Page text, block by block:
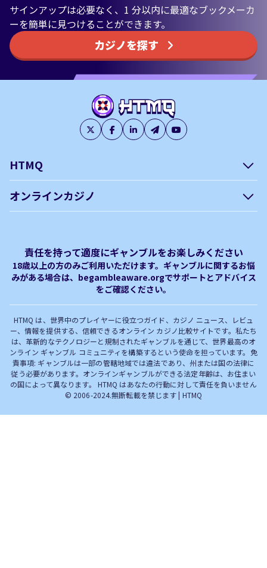
サインアップは必要なく、1 分以内に最適なブックメーカ
ーを簡単に見つけることができます。
カジノを探す
HTMQ
オンラインカジノ
オンラインカジノ フリースピ
ン おすすめ
Plinko｜プリンコとは？
オンラインカジノ最新サイト
オンラインカジノボーナス
責任を持って適度にギャンブルをお楽しみください
18歳以上の方のみご利用いただけます。ギャンブルに関するお悩
みがある場合は、begambleaware.orgでサポートとアドバイス
をご確認ください。
HTMQ は、世界中のプレイヤーに役立つガイド、カジノ ニュース、レビュ
ー、情報を提供する、信頼できるオンライン カジノ比較サイトです。私たち
は、革新的なテクノロジーと規制されたギャンブルを通じて、世界最高のオ
ンライン ギャンブル コミュニティを構築するという使命を担っています。免
責事項: ギャンブルは一部の管轄地域では違法であり、州または国の法律に
従う必要があります。オンラインギャンブルができる法定年齢は、お住まい
の国によって異なります。 HTMQ はあなたの行動に対して責任を負いません
© 2006-2024.無断転載を禁じます | HTMQ